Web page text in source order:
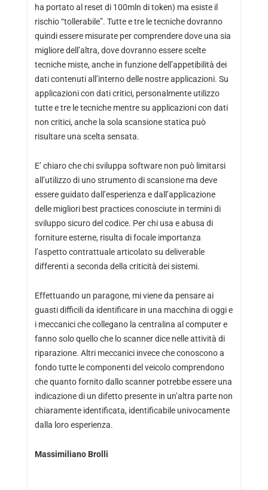
ha portato al reset di 100mln di token) ma esiste il
rischio “tollerabile”. Tutte e tre le tecniche dovranno
quindi essere misurate per comprendere dove una sia
migliore dell’altra, dove dovranno essere scelte
tecniche miste, anche in funzione dell’appetibilità dei
dati contenuti all’interno delle nostre applicazioni. Su
applicazioni con dati critici, personalmente utilizzo
tutte e tre le tecniche mentre su applicazioni con dati
non critici, anche la sola scansione statica può
risultare una scelta sensata.
E’ chiaro che chi sviluppa software non può limitarsi
all’utilizzo di uno strumento di scansione ma deve
essere guidato dall’esperienza e dall’applicazione
delle migliori best practices conosciute in termini di
sviluppo sicuro del codice. Per chi usa e abusa di
forniture esterne, risulta di focale importanza
l’aspetto contrattuale articolato su deliverable
differenti a seconda della criticità dei sistemi.
Effettuando un paragone, mi viene da pensare ai
guasti difficili da identificare in una macchina di oggi e
i meccanici che collegano la centralina al computer e
fanno solo quello che lo scanner dice nelle attività di
riparazione. Altri meccanici invece che conoscono a
fondo tutte le componenti del veicolo comprendono
che quanto fornito dallo scanner potrebbe essere una
indicazione di un difetto presente in un’altra parte non
chiaramente identificata, identificabile univocamente
dalla loro esperienza.
Massimiliano Brolli